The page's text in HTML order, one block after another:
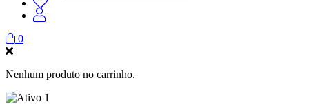
0
Nenhum produto no carrinho.